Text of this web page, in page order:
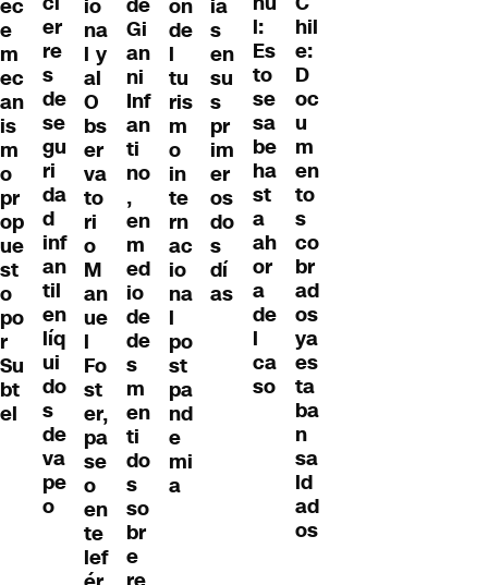
ec
e
m
ec
an
is
m
o
pr
op
ue
st
o
po
r
Su
bt
el
er
re
s
de
se
gu
ri
da
d
inf
an
til
en
líq
ui
do
s
de
va
pe
o
io
na
l y
al
O
bs
er
va
to
ri
o
M
an
ue
l
Fo
st
er,
pa
se
o
en
te
lef
Gi
an
ni
Inf
an
ti
no
,
en
m
ed
io
de
de
s
m
en
ti
do
s
so
br
e
ón
de
l
tu
ris
m
o
in
te
rn
ac
io
na
l
po
st
pa
nd
e
mi
a
ia
s
en
su
s
pr
im
er
os
do
s
dí
as
l:
Es
to
se
sa
be
ha
st
a
ah
or
a
de
l
ca
so
hil
e:
D
oc
u
m
en
to
s
co
br
ad
os
ya
es
ta
ba
n
sa
ld
ad
os